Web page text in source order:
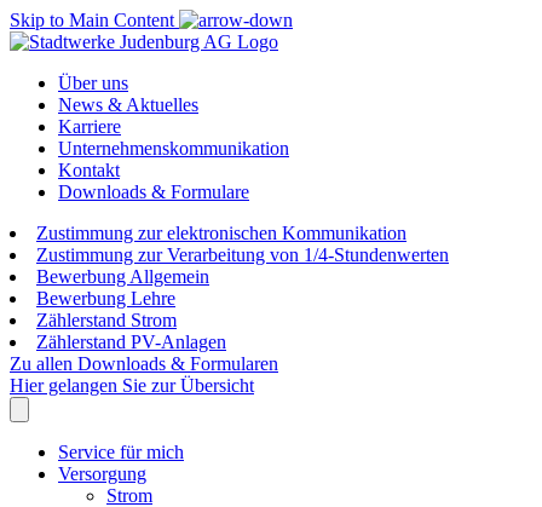
Skip to Main Content
Über uns
News & Aktuelles
Karriere
Unternehmenskommunikation
Kontakt
Downloads & Formulare
Zustimmung zur elektronischen Kommunikation
Zustimmung zur Verarbeitung von 1/4-Stundenwerten
Bewerbung Allgemein
Bewerbung Lehre
Zählerstand Strom
Zählerstand PV-Anlagen
Zu allen Downloads & Formularen
Hier gelangen Sie zur Übersicht
Service für mich
Versorgung
Strom